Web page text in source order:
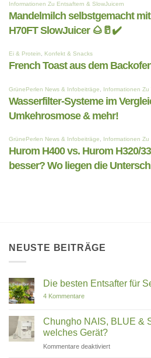
NEUSTE BEITRÄGE
Die besten Entsafter für
4 Kommentarezu
Entsafter
für
Sellerie
Test
Chungho NAIS, BLUE &
welches Gerät?
Kommentare deaktiviertfür